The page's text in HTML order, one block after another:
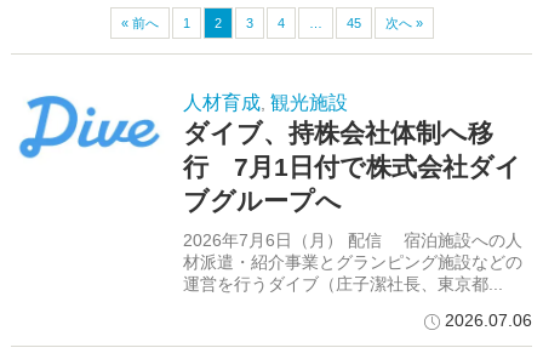
« 前へ 1 2 3 4 45 次へ »
人材育成, 観光施設
ダイブ、持株会社体制へ移
行 7月1日付で株式会社ダイ
ブグループへ
2026年7月6日（月） 配信 宿泊施設への人
材派遣・紹介事業とグランピング施設などの
運営を行うダイブ（庄子潔社長、東京都...
2026.07.06